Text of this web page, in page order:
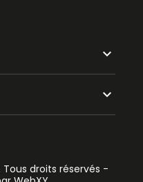
keyboard_arrow_down
keyboard_arrow_down
droits réservés -